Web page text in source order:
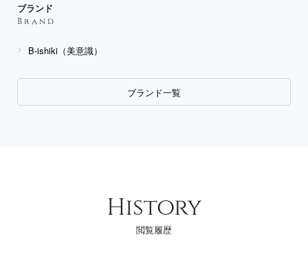
ブランド
Brand
B-ishiki（美意識）
ブランド一覧
History
閲覧履歴